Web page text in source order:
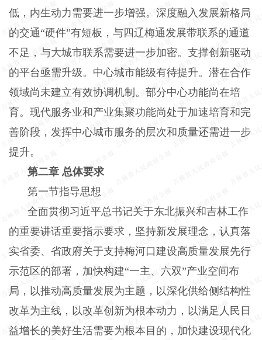
低，内生动力需要进一步增强。深度融入发展新格局
的交通“硬件”有短板，与四辽梅通发展带联系的通道
不足，与大城市联系需要进一步加密。支撑创新驱动
的平台亟需升级。中心城市能级有待提升。潜在合作
领域尚未建立有效协调机制。部分中心功能尚在培
育。现代服务业和产业集聚功能尚处于加速培育和完
善阶段，发挥中心城市服务的层次和质量还需进一步
提升。
第二章 总体要求
第一节指导思想
全面贯彻习近平总书记关于东北振兴和吉林工作
的重要讲话重要指示要求，坚持新发展理念，认真落
实省委、省政府关于支持梅河口建设高质量发展先行
示范区的部署，加快构建“一主、六双”产业空间布
局，以推动高质量发展为主题，以深化供给侧结构性
改革为主线，以改革创新为根本动力，以满足人民日
益增长的美好生活需要为根本目的，加快建设现代化